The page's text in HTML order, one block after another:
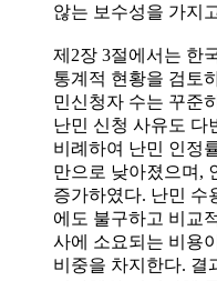
않는 보수성을 가지
제2장 3절에서는 한
통계적 현황을 검토
민신청자 수는 꾸준
난민 신청 사유도 다
비례하여 난민 인정
만으로 낮아졌으며,
증가하였다. 난민 수
에도 불구하고 비교
사에 소요되는 비용
비중을 차지한다. 결